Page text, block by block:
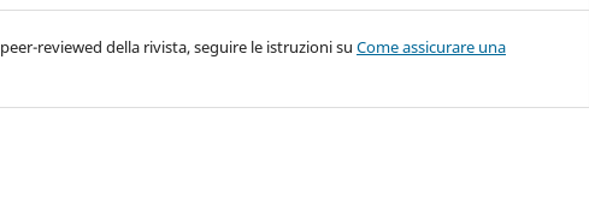
reviewed della rivista, seguire le istruzioni su Come assicurare una